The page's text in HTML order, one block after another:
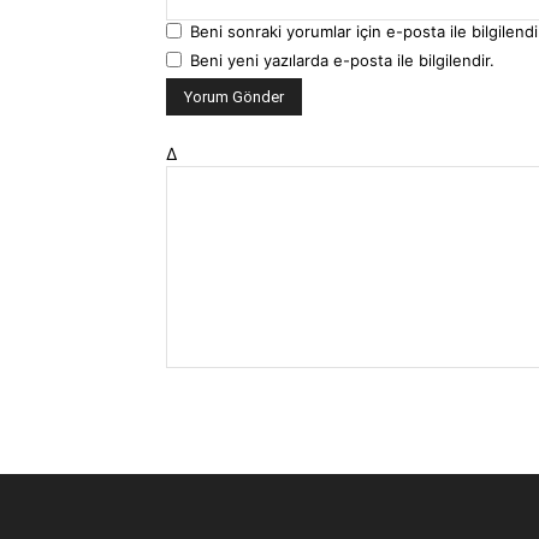
Beni sonraki yorumlar için e-posta ile
Beni yeni yazılarda e-posta ile bilgilendir.
Δ